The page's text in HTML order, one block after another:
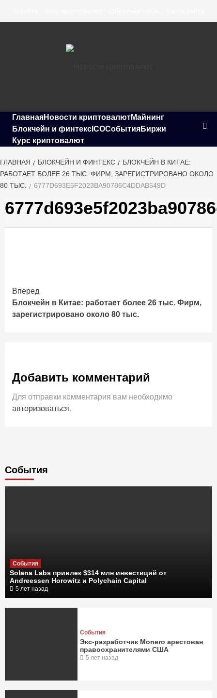
Новости
криптовалют
ГлавнаяНовости криптовалютМайнинг
Блокчейн и финтекс ICOСобытияБиржи
Курс криптовалют
ГЛАВНАЯ БЛОКЧЕЙН И ФИНТЕКС
БЛОКЧЕЙН В КИТАЕ:
РАБОТАЕТ БОЛЕЕ 26 ТЫС. ФИРМ, ЗАРЕГИСТРИРОВАНО ОКОЛО
80 ТЫС.
6777D693E5F2023BA90786C4DDAB549D
Продолжить
чтение
Вперед
Блокчейн в Китае: работает более 26 тыс. Фирм,
зарегистрировано около 80 тыс.
Добавить комментарий
Для отправки комментария вам необходимо
авторизоваться.
Cобытия
События
Solana Labs привлек $314 млн инвестиций от
Andreessen Horowitz и Polychain Capital
5 лет назад
События
Экс-разработчик Monero арестован
правоохранителями США
5 лет назад